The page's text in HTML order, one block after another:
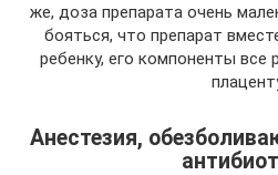
же, доза препарата очень
бояться, что препарат
ребенку, его компоненты все
Анестезия,